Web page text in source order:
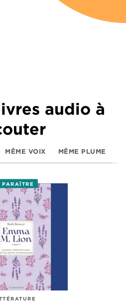
audio à
MÊME VOIX MÊME PLUME
PARAÎTRE